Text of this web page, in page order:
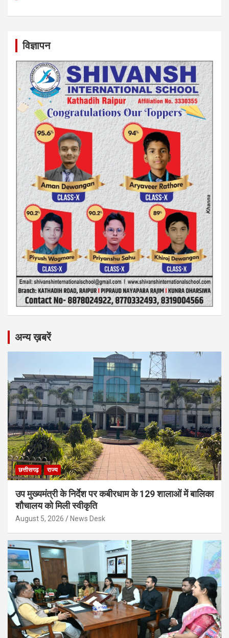
विज्ञापन
अन्य ख़बरें
छत्तीसगढ़ राज्य
उप मुख्यमंत्री के निर्देश पर कबीरधाम के 129 शालाओं में बालिका
शौचालय को मिली स्वीकृति
August 5, 2026 News Desk